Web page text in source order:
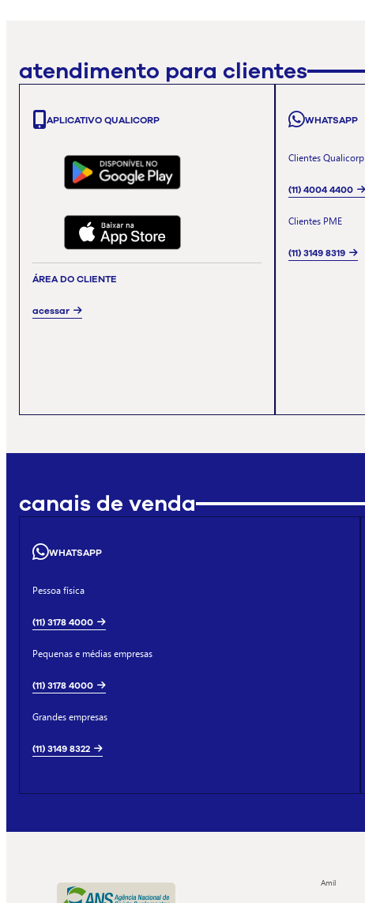
atendimento para clientes
APLICATIVO QUALICORP
ÁREA DO CLIENTE
acessar
WHATSAPP
Clientes Qualicorp
(11) 4004 4400
Clientes PME
(11) 3149 8319
canais de venda
WHATSAPP
Pessoa física
(11) 3178 4000
Pequenas e médias empresas
(11) 3178 4000
Grandes empresas
(11) 3149 8322
Amil